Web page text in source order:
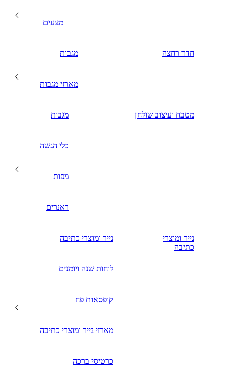
מצעים
חדר רחצה מגבות
מארזי מגבות
מטבח ועיצוב שולחן מגבות
כלי הגשה
מפות
ראנרים
נייר ומוצרי
כתיבה
נייר ומוצרי כתיבה
לוחות שנה ויומנים
קופסאות פח
מארזי נייר ומוצרי כתיבה
כרטיסי ברכה